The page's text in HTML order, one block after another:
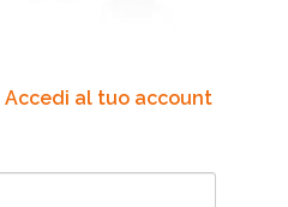
al tuo account